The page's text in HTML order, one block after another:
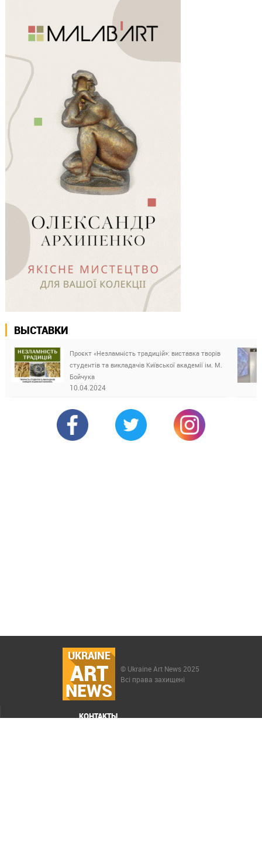
ВЫСТАВКИ
Проєкт «Незламність традицій»: виставка творів
студентів та викладачів Київської академії ім. М.
Бойчука
10.04.2024
UKRAINE
ART
NEWS
© Ukraine Art News 2025
Всі права захищені
КОНТАКТЫ